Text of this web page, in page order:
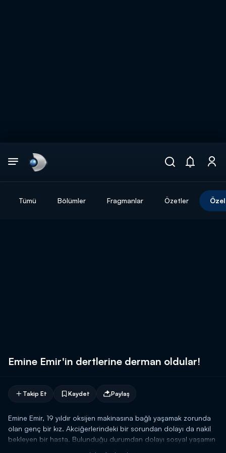
Tümü Bölümler Fragmanlar Özetler
Emine Emir'in dertlerine derman oldular!
Takip Et Kaydet Paylaş
Emine Emir, 19 yıldır oksijen makinasına bağlı yaşamak zorunda
olan genç bir kız. Akciğerlerindeki bir sorundan dolayı da nakil
bekleyen bir hasta. Bulunduğu durumdan dolayı sosyal yaşamın